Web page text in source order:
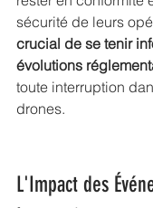
sécurité de leurs
crucial de se tenir
évolutions
toute interruption
drones.
L'Impact des